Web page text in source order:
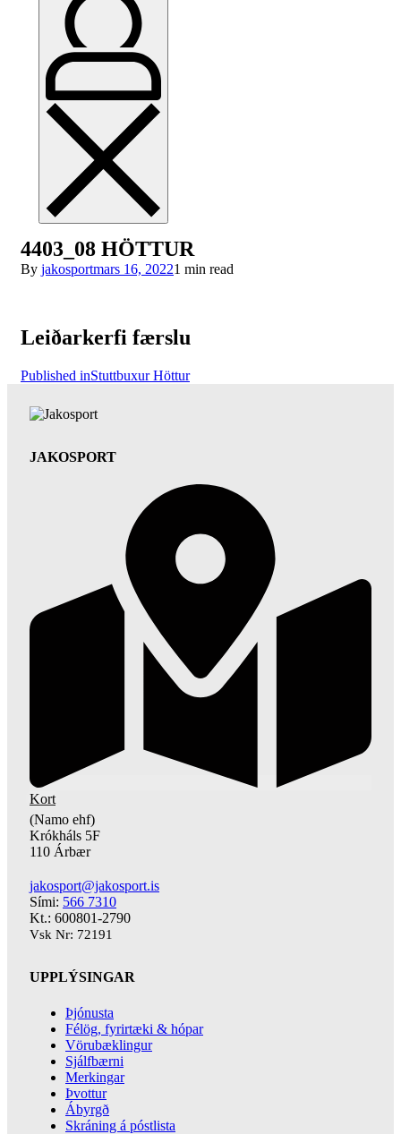
4403_08 HÖTTUR
By jakosportmars 16, 20221 min read
Leiðarkerfi færslu
Published inStuttbuxur Höttur
JAKOSPORT
Kort
(Namo ehf)
Krókháls 5F
110 Árbær
jakosport@jakosport.is
Sími: 566 7310
Kt.: 600801-2790
Vsk Nr: 72191
UPPLÝSINGAR
Þjónusta
Félög, fyrirtæki & hópar
Vörubæklingur
Sjálfbærni
Merkingar
Þvottur
Ábyrgð
Skráning á póstlista